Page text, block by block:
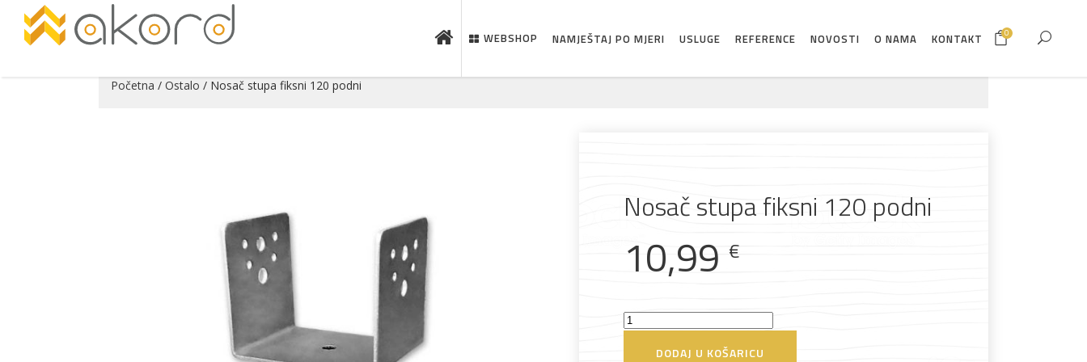
Pogledajte što je novo u ponudi
WEBSHOP NAMJEŠTAJ PO MJERI USLUGE REFERENCE NOVOSTI O NAMA KONTAKT 0
Početna / Ostalo / Nosač stupa fiksni 120 podni
Nosač stupa fiksni 120 podni
10,99 €
Nosač
DODAJ U KOŠARICU